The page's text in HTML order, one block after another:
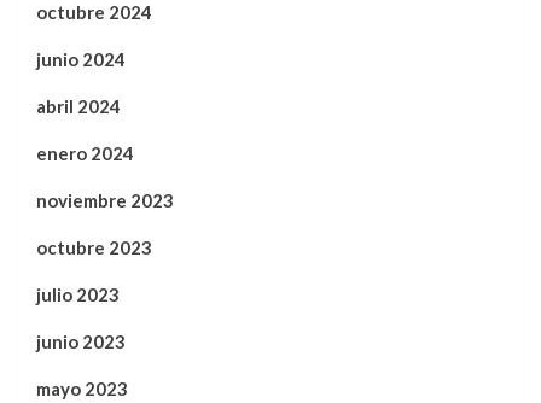
octubre 2024
junio 2024
abril 2024
enero 2024
noviembre 2023
octubre 2023
julio 2023
junio 2023
mayo 2023